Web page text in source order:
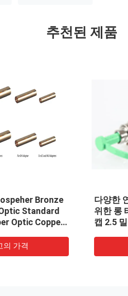
추천된 제품
다양한 연결기 광섬유 케이블을
위한 롱 테일 캡 1.25mmLC 먼지
캡 2.5 밀리미터 FC 먼지 캡과